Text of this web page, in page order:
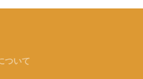
ついて